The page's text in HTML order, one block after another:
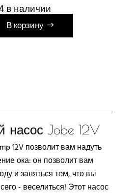
в наличии
В корзину
а
т
в
а
:
насос Jobe 12V
12V позволит вам надуть
ока: он позволит вам
и заняться тем, что вы
- веселиться! Этот насос